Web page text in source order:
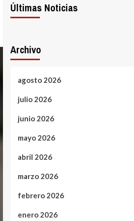
Últimas Noticias
Archivo
agosto 2026
julio 2026
junio 2026
mayo 2026
abril 2026
marzo 2026
febrero 2026
enero 2026